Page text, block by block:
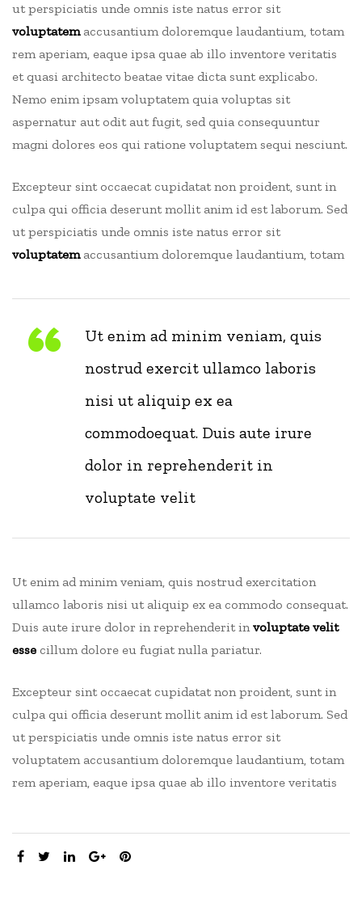
ut perspiciatis unde omnis iste natus error sit
voluptatemaccusantium doloremque laudantium, totam
rem aperiam, eaque ipsa quae ab illo inventore veritatis
et quasi architecto beatae vitae dicta sunt explicabo.
Nemo enim ipsam voluptatem quia voluptas sit
aspernatur aut odit aut fugit, sed quia consequuntur
magni dolores eos qui ratione voluptatem sequi nesciunt.
Excepteur sint occaecat cupidatat non proident, sunt in
culpa qui officia deserunt mollit anim id est laborum. Sed
ut perspiciatis unde omnis iste natus error sit
voluptatemaccusantium doloremque laudantium, totam
Ut enim ad minim veniam, quis
nostrud exercit ullamco laboris
nisi ut aliquip ex ea
commodoequat. Duis aute irure
dolor in reprehenderit in
voluptate velit
Ut enim ad minim veniam, quis nostrud exercitation
ullamco laboris nisi ut aliquip ex ea commodo consequat.
Duis aute irure dolor in reprehenderit involuptate velit
esse cillum dolore eu fugiat nulla pariatur.
Excepteur sint occaecat cupidatat non proident, sunt in
culpa qui officia deserunt mollit anim id est laborum. Sed
ut perspiciatis unde omnis iste natus error sit
voluptatem accusantium doloremque laudantium, totam
rem aperiam, eaque ipsa quae ab illo inventore veritatis
SHARE: